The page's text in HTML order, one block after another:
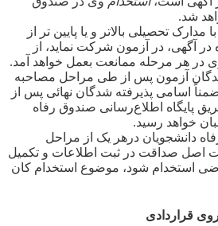
شد.
تحصیلی بالاتر و یا پایین تر از
آگهی، در آزمون شرکت نماید، از
در هر مرحله ممانعت بعمل خواهد آمد.
شدگان آزمون پس از طی مراحل مصاحبه
اسامی پذیرفته شدگان نهائی پس از
پایگاه اطلاع‌رسانی صندوق رفاه
خواهد رسید.
دانشجویان درهر یک از مراحل
اصل صداقت در ثبت اطلاعات و تکمیل
استخدام شود، موضوع استخدام کان
قراردادی